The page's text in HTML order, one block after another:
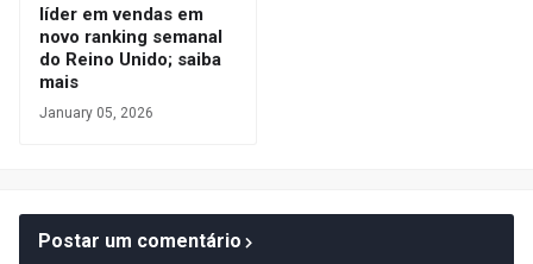
líder em vendas em
novo ranking semanal
do Reino Unido; saiba
mais
January 05, 2026
Postar um comentário